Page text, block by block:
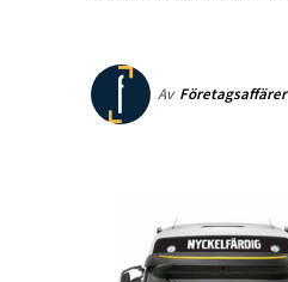
Av Företagsaffärer